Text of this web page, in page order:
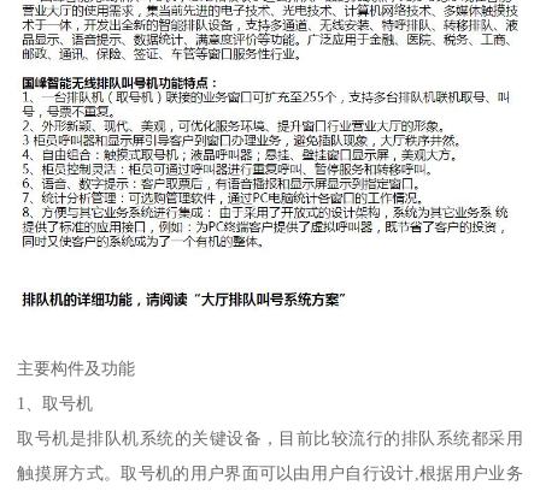
主要构件及功能
1、取号机
取号机是排队机系统的关键设备，目前比较流行的排队系统都采用
触摸屏方式。取号机的用户界面可以由用户自行设计,根据用户业务